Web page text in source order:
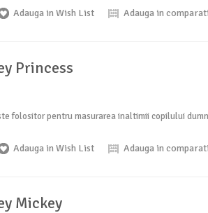
Adauga in Wish List Adauga in
Princess
folositor pentru masurarea inaltimii copilului
Adauga in Wish List Adauga in
Mickey